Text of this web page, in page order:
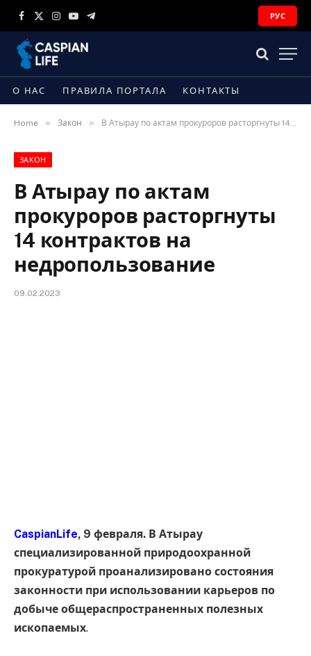
Facebook
X
Instagram
YouTubeTelegram
РУС
О НАС ПРАВИЛА ПОРТАЛА КОНТАКТЫ
Home » Закон » В Атырау по актам прокуроров расторгнуты 14 контрактов на недропользование
ЗАКОН
В Атырау по актам
прокуроров расторгнуты
14 контрактов на
недропользование
09.02.2023
CaspianLife, 9 февраля. В Атырау
специализированной природоохранной
прокуратурой проанализировано состояния
законности при использовании карьеров по
добыче общераспространенных полезных
ископаемых.